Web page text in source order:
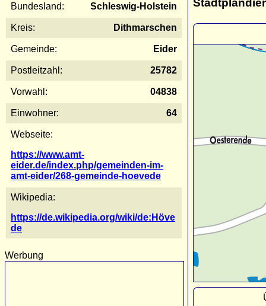
Bundesland: Schleswig-Holstein
Kreis: Dithmarschen
Gemeinde: Eider
Postleitzahl: 25782
Vorwahl: 04838
Einwohner: 64
Webseite:
https://www.amt-
eider.de/index.php/gemeinden-im-
amt-eider/268-gemeinde-hoevede
Wikipedia:
https://de.wikipedia.org/wiki/de:Höve
de
Werbung